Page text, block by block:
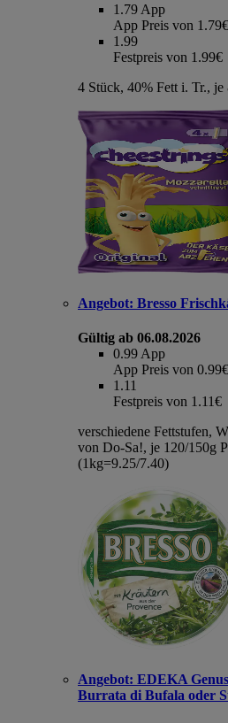
1.79 App
App Preis von 1.79€
1.99
Festpreis von 1.99€
4 Stück, 40% Fett i. Tr.,
Angebot: Bresso
Gültig ab 06.08.2026
0.99 App
App Preis von 0.99€
1.11
Festpreis von 1.11€
verschiedene Fettstufen,
von Do-Sa!, je 120/150g
(1kg=9.25/7.40)
Angebot: EDEKA
Burrata di Bufala oder